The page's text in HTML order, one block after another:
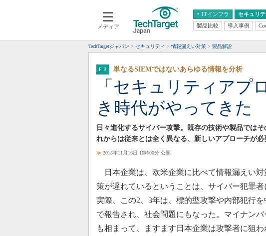
メディア
ITインフラ
クラウド
スマートモバイル
ネットワーク
システム運用管理
セキュリテ
エンタープライズAI
ERP
CX
情報系システム
製品比較 導入事例
TechTargetジャパン セキュリティ 情報漏えい対策 製品解説
「セキュリティアプ
き時代がやってきた
単なるSIEMではないあらゆる情報を分析
日々進化するサイバー攻撃。既存の技術や製品では
れからは従来とは全く異なる、新しいアプローチが必
≫ 2015年11月16日 10時00分 公開
日本企業は、欧米企業に比べて情報漏えい
策が遅れているということは、サイバー犯罪
実際、この2、3年は、標的型攻撃や内部犯行
で報告され、社会問題にもなった。マイナン
も相まって、ますます日本企業は攻撃者に狙わ